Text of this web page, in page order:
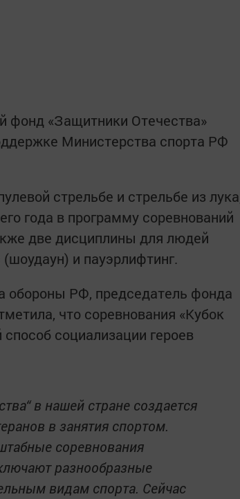
фонд «Защитники Отечества»
Министерства спорта РФ
стрельбе и стрельбе из
года в программу соревнований
две дисциплины для людей
и пауэрлифтинг.
обороны РФ, председатель фонда
что соревнования «Кубок
социализации героев
в нашей стране создается
в занятия спортом.
соревнования
разнообразные
видам спорта. Сейчас